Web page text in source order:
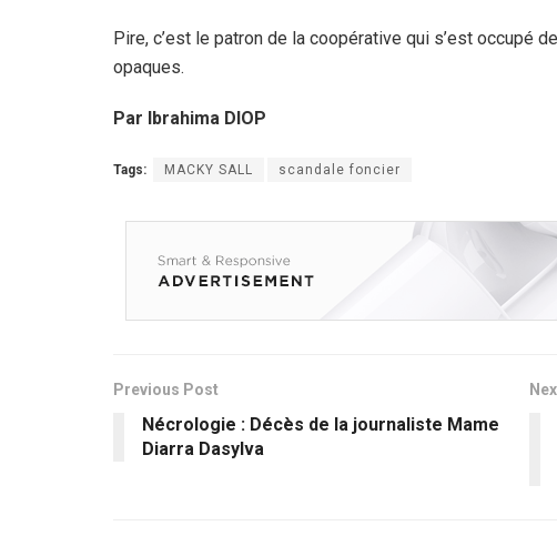
Pire, c’est le patron de la coopérative qui s’est occupé
opaques.
Par Ibrahima DIOP
Tags: MACKY SALL scandale foncier
Previous Post
Nécrologie : Décès de la journaliste Mame
Diarra Dasylva